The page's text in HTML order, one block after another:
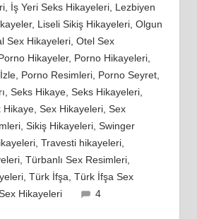
, İş Yeri Seks Hikayeleri, Lezbiyen
, Liseli Sikiş Hikayeleri, Olgun
Sex Hikayeleri, Otel Sex
Hikayeler, Porno Hikayeleri,
, Porno Resimleri, Porno Seyret,
Seks Hikaye, Seks Hikayeleri,
Hikaye, Sex Hikayeleri, Sex
, Sikiş Hikayeleri, Swinger
, Travesti hikayeleri,
, Türbanlı Sex Resimleri,
, Türk İfşa Türk İfşa Sex
Hikayeleri
4